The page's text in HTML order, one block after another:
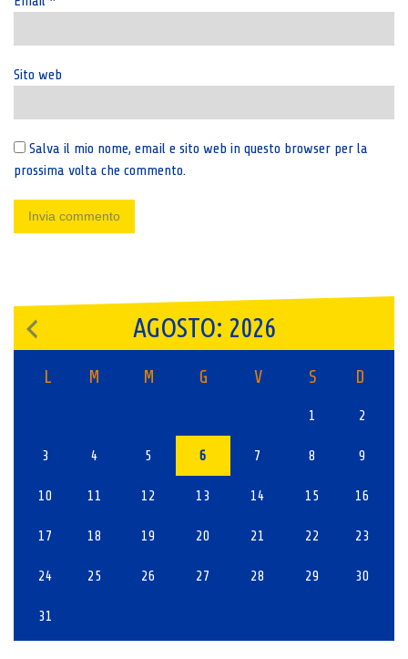
Sito web
Salva il mio nome, email e sito web in questo browser per la
prossima volta che commento.
AGOSTO: 2026
L M M G V S D
1 2
3 4 5 6 7 8 9
10 11 12 13 14 15 16
17 18 19 20 21 22 23
24 25 26 27 28 29 30
31